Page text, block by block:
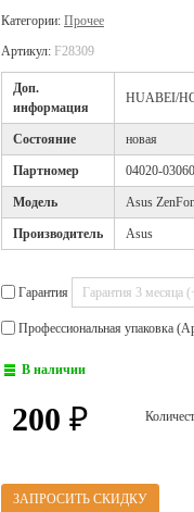
Категории: Прочее
Артикул: F28309
Доп.
информация
HUABEI/
Cостояние новая
Партномер 04020-
Модель Asus
Производитель Asus
Гарантия
Профессиональная упаковка
В наличии
200 ₽
ЗАПРОСИТЬ СКИДКУ